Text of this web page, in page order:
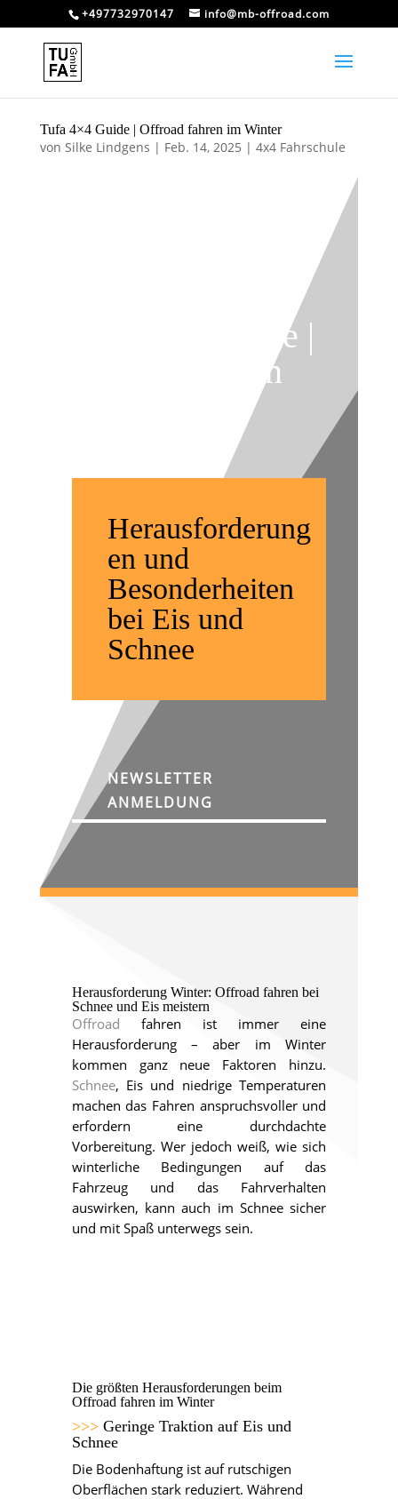
+497732970147 info@mb-offroad.com
Tufa 4×4 Guide | Offroad fahren im Winter
von Silke Lindgens | Feb. 14, 2025 | 4x4 Fahrschule
Tufa 4×4 Guide |
Offroad fahren
Herausforderung
en und
Besonderheiten
bei Eis und
Schnee
NEWSLETTER
ANMELDUNG
Herausforderung Winter: Offroad fahren bei
Schnee und Eis meistern
Offroad fahren ist immer eine
Herausforderung – aber im Winter
kommen ganz neue Faktoren hinzu.
Schnee, Eis und niedrige Temperaturen
machen das Fahren anspruchsvoller und
erfordern eine durchdachte
Vorbereitung. Wer jedoch weiß, wie sich
winterliche Bedingungen auf das
Fahrzeug und das Fahrverhalten
auswirken, kann auch im Schnee sicher
und mit Spaß unterwegs sein.
Die größten Herausforderungen beim
Offroad fahren im Winter
>>>Geringe Traktion auf Eis und
Schnee
Die Bodenhaftung ist auf rutschigen
Oberflächen stark reduziert. Während